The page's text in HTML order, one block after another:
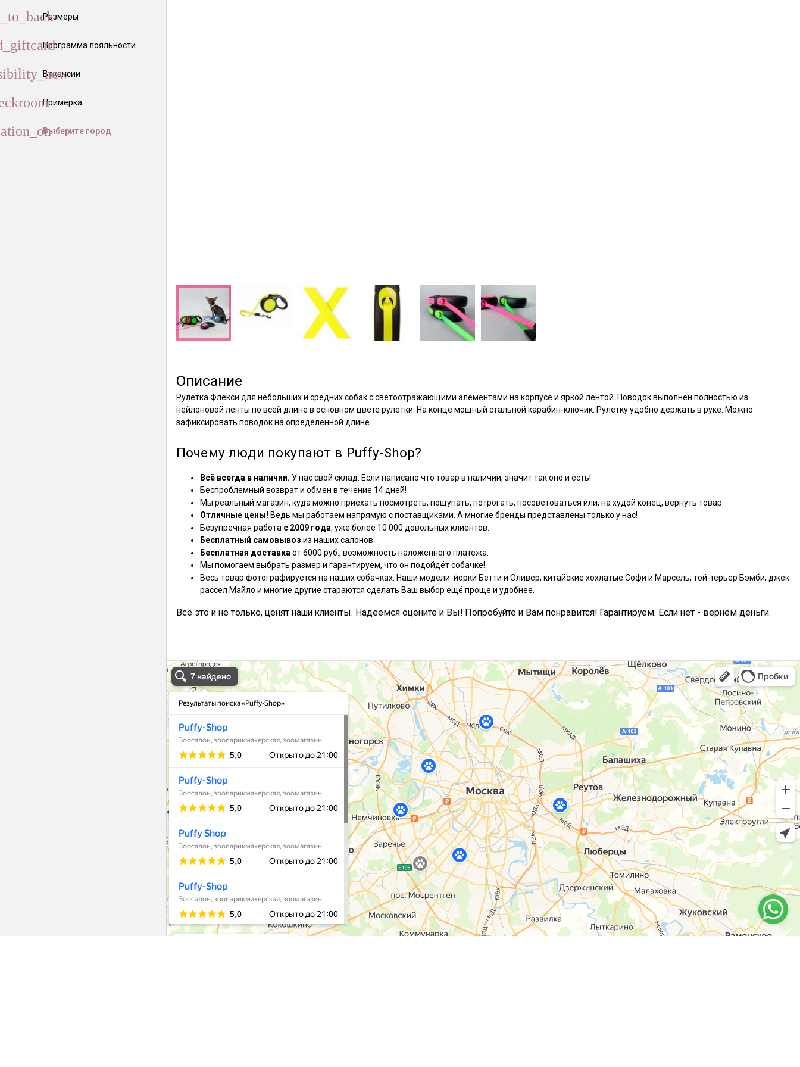
Описание
Рулетка Флекси для небольших и средних собак с светоотражающими элементами на корпусе и яркой лентой. Поводок выполнен полностью из
нейлоновой ленты по всей длине в основном цвете рулетки. На конце мощный стальной карабин-ключик. Рулетку удобно держать в руке. Можно
зафиксировать поводок на определенной длине.
Почему люди покупают в Puffy-Shop?
Всё всегда в наличии. У нас свой склад. Если написано что товар в наличии, значит так оно и есть!
Беспроблемный возврат и обмен в течение 14 дней!
Мы реальный магазин, куда можно приехать посмотреть, пощупать, потрогать, посоветоваться или, на худой конец, вернуть товар.
Отличные цены! Ведь мы работаем напрямую с поставщиками. А многие бренды представлены только у нас!
Безупречная работа с 2009 года, уже более 10 000 довольных клиентов.
Бесплатный самовывоз из наших салонов.
Бесплатная доставка от 6000 руб., возможность наложенного платежа.
Мы помогаем выбрать размер и гарантируем, что он подойдёт собачке!
Весь товар фотографируется на наших собачках. Наши модели: йорки Бетти и Оливер, китайские хохлатые Софи и Марсель, той-терьер Бэмби, джек
рассел Майло и многие другие стараются сделать Ваш выбор ещё проще и удобнее.
Всё это и не только, ценят наши клиенты. Надеемся оцените и Вы! Попробуйте и Вам понравится! Гарантируем. Если нет - вернём деньги.
Размеры
Программа лояльности
Вакансии
Примерка
Выберите город